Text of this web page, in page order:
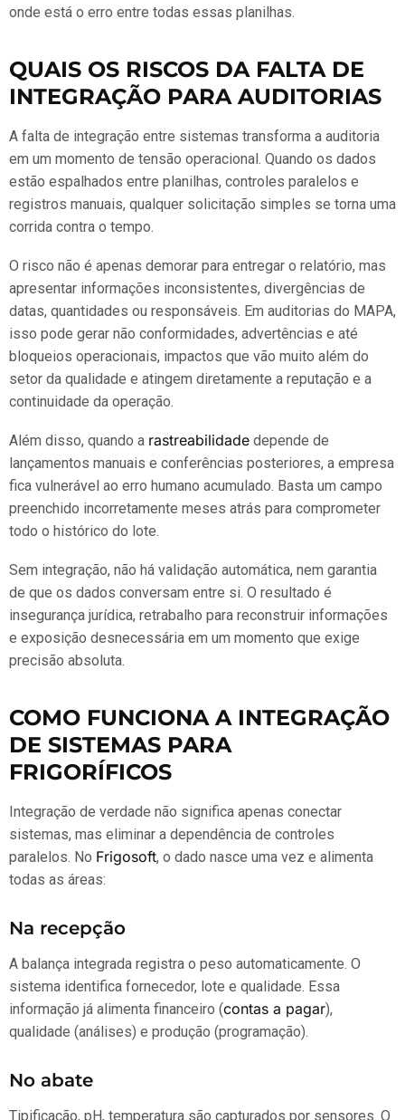
onde está o erro entre todas essas planilhas.
QUAIS OS RISCOS DA FALTA DE
INTEGRAÇÃO PARA AUDITORIAS
A falta de integração entre sistemas transforma a auditoria
em um momento de tensão operacional. Quando os dados
estão espalhados entre planilhas, controles paralelos e
registros manuais, qualquer solicitação simples se torna uma
corrida contra o tempo.
O risco não é apenas demorar para entregar o relatório, mas
apresentar informações inconsistentes, divergências de
datas, quantidades ou responsáveis. Em auditorias do MAPA,
isso pode gerar não conformidades, advertências e até
bloqueios operacionais, impactos que vão muito além do
setor da qualidade e atingem diretamente a reputação e a
continuidade da operação.
Além disso, quando a rastreabilidade depende de
lançamentos manuais e conferências posteriores, a empresa
fica vulnerável ao erro humano acumulado. Basta um campo
preenchido incorretamente meses atrás para comprometer
todo o histórico do lote.
Sem integração, não há validação automática, nem garantia
de que os dados conversam entre si. O resultado é
insegurança jurídica, retrabalho para reconstruir informações
e exposição desnecessária em um momento que exige
precisão absoluta.
COMO FUNCIONA A INTEGRAÇÃO
DE SISTEMAS PARA
FRIGORÍFICOS
Integração de verdade não significa apenas conectar
sistemas, mas eliminar a dependência de controles
paralelos. No Frigosoft, o dado nasce uma vez e alimenta
todas as áreas:
Na recepção
A balança integrada registra o peso automaticamente. O
sistema identifica fornecedor, lote e qualidade. Essa
informação já alimenta financeiro (contas a pagar),
qualidade (análises) e produção (programação).
No abate
Tipificação, pH, temperatura são capturados por sensores. O